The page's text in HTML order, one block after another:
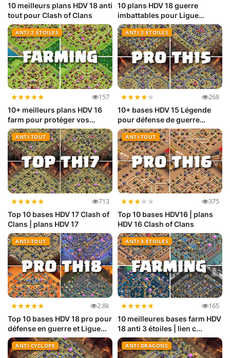
10 meilleurs plans HDV 18 anti
tout pour Clash of Clans
10 plans HDV 18 guerre
imbattables pour Ligue
Légende
ANTI 2 ÉTOILES
★★★★★ 157
10+ meilleurs plans HDV 16
farm pour protéger vos
resso...
ANTI 3 ÉTOILES
★★★★★ 268
10+ bases HDV 15 Légende
pour défense de guerre
imbattable
ANTI-TOUT
★★★★★ 713
Top 10 bases HDV 17 Clash of
Clans | plans HDV 17
ANTI-TOUT
★★★★★ 375
Top 10 bases HDV16 | plans
HDV 16 Clash of Clans
ANTI-TOUT
★★★★★ 2.8k
Top 10 bases HDV 18 pro pour
défense en guerre et Ligue...
ANTI 3 ÉTOILES
★★★★★ 165
10 meilleures bases farm HDV
18 anti 3 étoiles | lien c...
ANTI CYCLOPE ANTI DRAGONS